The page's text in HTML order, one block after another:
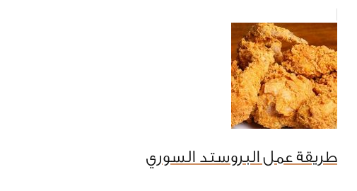
طريقة عمل البروستد السوري